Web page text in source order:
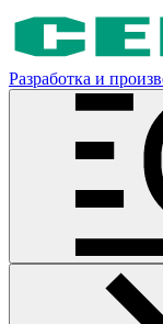
Разработка и